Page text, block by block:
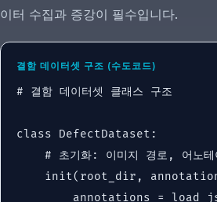
이터 수집과 증강이 필수입니다.
결함 데이터셋 구조 (수도코드)
# 결함 데이터셋 클래스 구조
class DefectDataset:
# 초기화: 이미지 경로, 어노테
init(root_dir,
annotations =